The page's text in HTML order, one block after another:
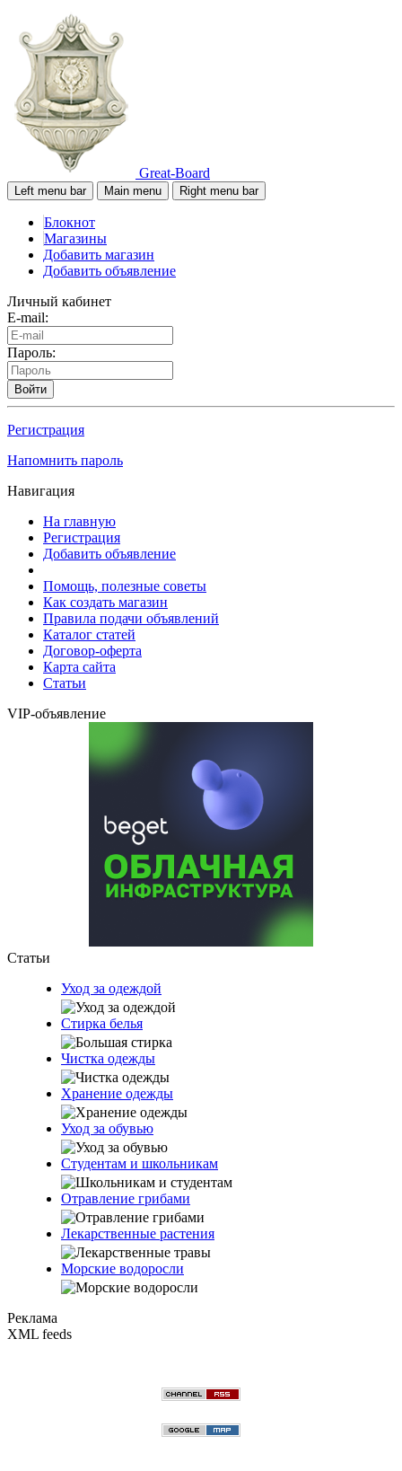
Great-Board
Left menu bar Main menu Right menu bar
Блокнот
Магазины
Добавить магазин
Добавить объявление
Личный кабинет
E-mail:
Пароль:
Войти
Регистрация
Напомнить пароль
Навигация
На главную
Регистрация
Добавить объявление
Помощь, полезные советы
Как создать магазин
Правила подачи объявлений
Каталог статей
Договор-оферта
Карта сайта
Статьи
VIP-объявление
Статьи
Уход за одеждой
Стирка белья
Чистка одежды
Хранение одежды
Уход за обувью
Студентам и школьникам
Отравление грибами
Лекарственные растения
Морские водоросли
Реклама
XML feeds